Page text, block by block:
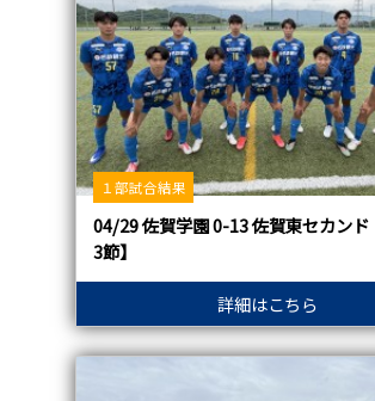
１部試合結果
04/29 佐賀学園 0-13 佐賀東セカンド
3節】
詳細はこちら